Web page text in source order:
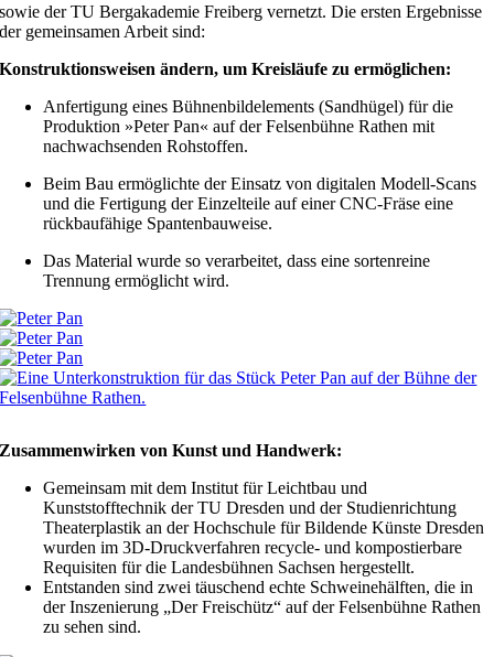
sowie der TU Bergakademie Freiberg vernetzt. Die ersten Ergebnisse
der gemeinsamen Arbeit sind:
Konstruktionsweisen ändern, um Kreisläufe zu ermöglichen:
Anfertigung eines Bühnenbildelements (Sandhügel) für die
Produktion »Peter Pan« auf der Felsenbühne Rathen mit
nachwachsenden Rohstoffen.
Beim Bau ermöglichte der Einsatz von digitalen Modell-Scans
und die Fertigung der Einzelteile auf einer CNC-Fräse eine
rückbaufähige Spantenbauweise.
Das Material wurde so verarbeitet, dass eine sortenreine
Trennung ermöglicht wird.
Zusammenwirken von Kunst und Handwerk:
Gemeinsam mit dem Institut für Leichtbau und
Kunststofftechnik der TU Dresden und der Studienrichtung
Theaterplastik an der Hochschule für Bildende Künste Dresden
wurden im 3D-Druckverfahren recycle- und kompostierbare
Requisiten für die Landesbühnen Sachsen hergestellt.
Entstanden sind zwei täuschend echte Schweinehälften, die in
der Inszenierung „Der Freischütz“ auf der Felsenbühne Rathen
zu sehen sind.